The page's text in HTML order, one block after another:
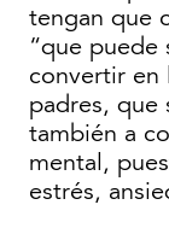
tengan que
“que puede
convertir en
padres, que
también a
mental,
estrés,